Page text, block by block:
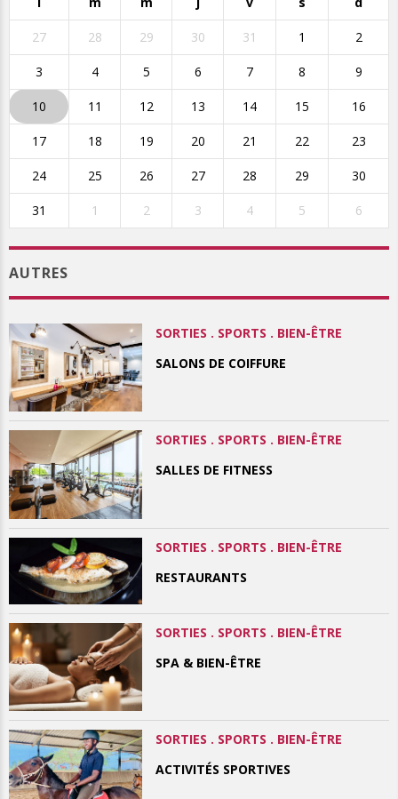
27 28 29 30 31 1 2
3 4 5 6 7 8 9
10 11 12 13 14 15 16
17 18 19 20 21 22 23
24 25 26 27 28 29 30
31 1 2 3 4 5 6
AUTRES
SORTIES . SPORTS . BIEN-ÊTRE
SALONS DE COIFFURE
SORTIES . SPORTS . BIEN-ÊTRE
SALLES DE FITNESS
SORTIES . SPORTS . BIEN-ÊTRE
RESTAURANTS
SORTIES . SPORTS . BIEN-ÊTRE
SPA & BIEN-ÊTRE
SORTIES . SPORTS . BIEN-ÊTRE
ACTIVITÉS SPORTIVES